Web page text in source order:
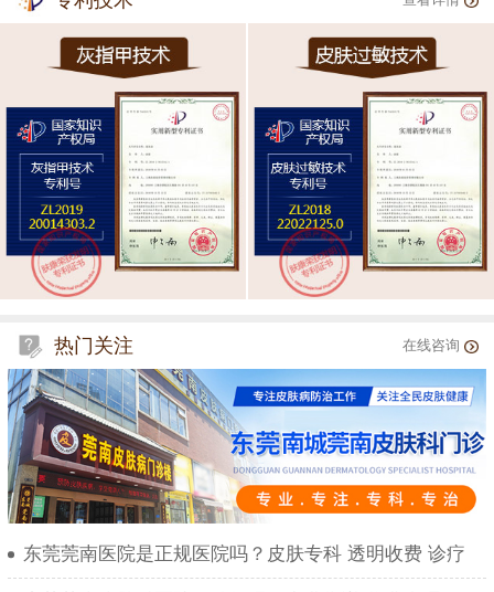
热门关注 在线咨询
东莞莞南医院是正规医院吗？皮肤专科 透明收费 诊疗